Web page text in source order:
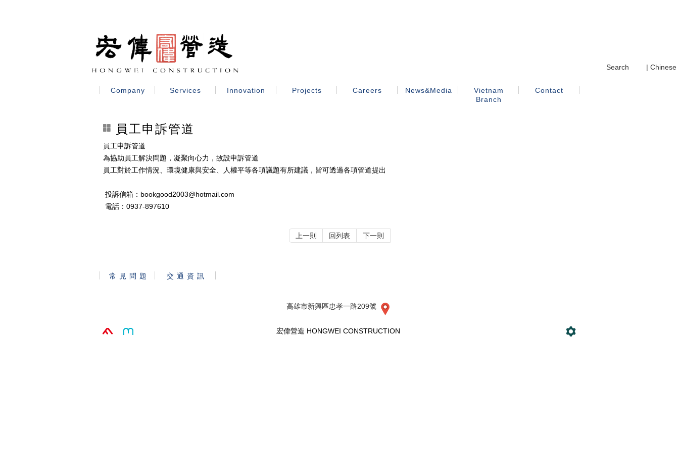
Search | Chinese
Company Services Innovation Projects Careers News&Media
Vietnam
Branch
Contact
員工申訴管道
員工申訴管道
為協助員工解決問題，凝聚向心力，故設申訴管道
員工對於工作情況、環境健康與安全、人權平等各項議題有所建議，皆可透過各項管道提出
投訴信箱：bookgood2003@hotmail.com
電話：0937-897610
上一則 回列表 下一則
常 見 問 題 交 通 資 訊
高雄市新興區忠孝一路209號
宏偉營造 HONGWEI CONSTRUCTION